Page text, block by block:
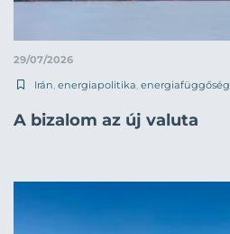
29/07/2026
Irán, energiapolitika, energiafüggőség
A bizalom az új valuta